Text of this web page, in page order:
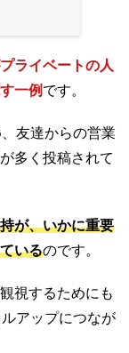
ライベートの人
一例 です。
友達からの営業
多く投稿されて
が、いかに重要
いるのです。
視するためにも
アップにつなが